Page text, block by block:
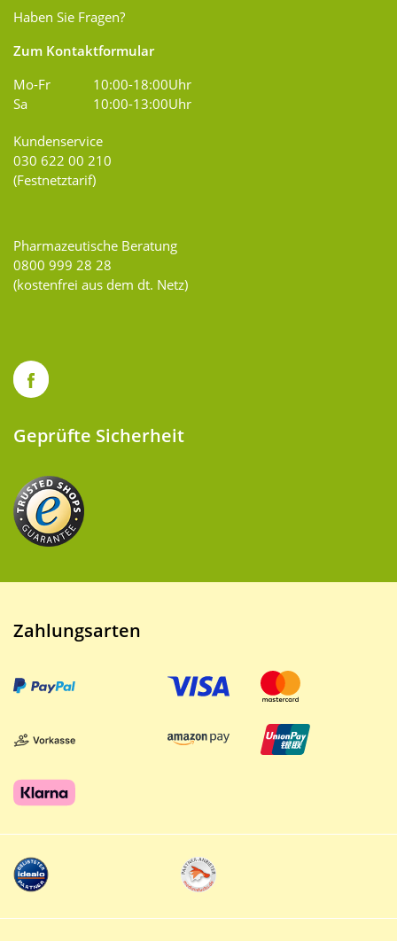
Haben Sie Fragen?
Zum Kontaktformular
Mo-Fr
10:00-18:00Uhr
Sa
10:00-13:00Uhr
Kundenservice
030 622 00 210
(Festnetztarif)
Pharmazeutische Beratung
0800 999 28 28
(kostenfrei aus dem dt. Netz)
Geprüfte Sicherheit
Zahlungsarten